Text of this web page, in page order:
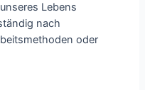
Lebens
nach
oder